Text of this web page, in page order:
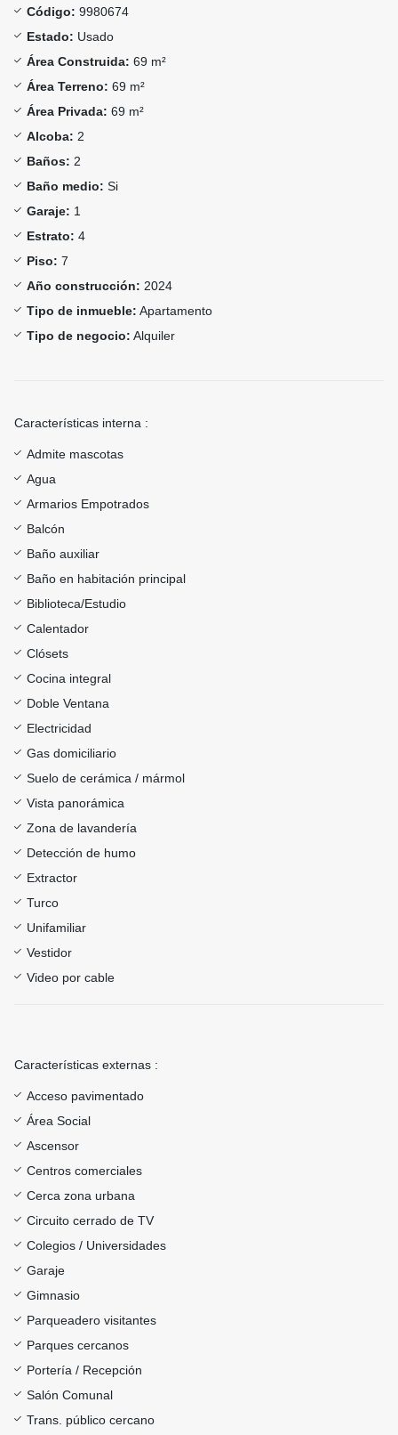
Código: 9980674
Estado: Usado
Área Construida: 69 m²
Área Terreno: 69 m²
Área Privada: 69 m²
Alcoba: 2
Baños: 2
Baño medio: Si
Garaje: 1
Estrato: 4
Piso: 7
Año construcción: 2024
Tipo de inmueble: Apartamento
Tipo de negocio: Alquiler
Características interna :
Admite mascotas
Agua
Armarios Empotrados
Balcón
Baño auxiliar
Baño en habitación principal
Biblioteca/Estudio
Calentador
Clósets
Cocina integral
Doble Ventana
Electricidad
Gas domiciliario
Suelo de cerámica / mármol
Vista panorámica
Zona de lavandería
Detección de humo
Extractor
Turco
Unifamiliar
Vestidor
Video por cable
Características externas :
Acceso pavimentado
Área Social
Ascensor
Centros comerciales
Cerca zona urbana
Circuito cerrado de TV
Colegios / Universidades
Garaje
Gimnasio
Parqueadero visitantes
Parques cercanos
Portería / Recepción
Salón Comunal
Trans. público cercano